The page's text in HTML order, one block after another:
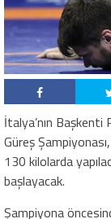
İtalya’nın Başkenti
Güreş
130 kilolarda
başlayacak.
Şampiyona